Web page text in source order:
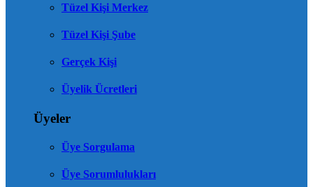
Tüzel Kişi Merkez
Tüzel Kişi Şube
Gerçek Kişi
Üyelik Ücretleri
Üyeler
Üye Sorgulama
Üye Sorumlulukları